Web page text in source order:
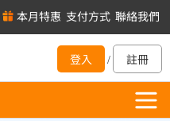
本月特惠 支付方式 聯絡我們
登入 / 註冊